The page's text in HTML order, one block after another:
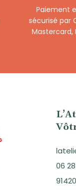
Paiement
sécurisé par
Mastercard,
06